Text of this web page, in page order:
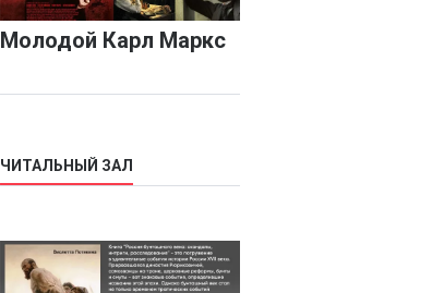
Молодой Карл Маркс
ЧИТАЛЬНЫЙ ЗАЛ